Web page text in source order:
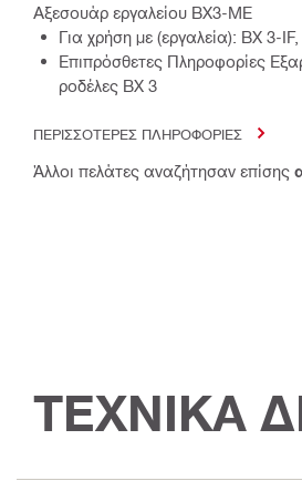
Αξεσουάρ εργαλείου BX3-ME
Για χρήση με (εργαλεία): BX 3-
Επιπρόσθετες Πληροφορίες
ροδέλες BX 3
ΠΕΡΙΣΣΟΤΕΡΕΣ ΠΛΗΡΟΦΟΡΙΕΣ
Άλλοι πελάτες αναζήτησαν επίσης
ΤΕΧΝΙΚΑ